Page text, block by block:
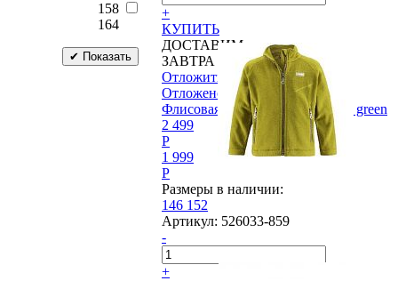
158
164
+
КУПИТЬ
ДОСТАВИМ
ЗАВТРА
Отложить
Отложено
Флисовая куртка Reima®, Calm green
2 499
P
1 999
P
Размеры в наличии:
146 152
Артикул: 526033-859
-
+